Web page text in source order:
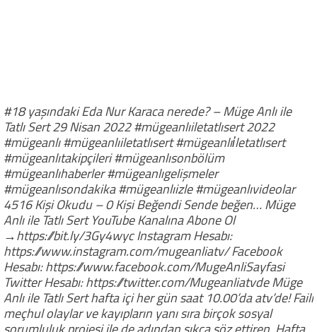
#18 yaşındaki Eda Nur Karaca nerede? – Müge Anlı ile
Tatlı Sert 29 Nisan 2022 #mügeanlıiletatlısert 2022
#mügeanlı #mügeanlıiletatlısert #mügeanlıi̇letatlısert
#mügeanlıtakipçileri #mügeanlısonbölüm
#mügeanlıhaberler #mügeanlıgelişmeler
#mügeanlısondakika #mügeanlıizle #mügeanlıvideolar
4516 Kişi Okudu – 0 Kişi Beğendi Sende beğen… Müge
Anlı ile Tatlı Sert YouTube Kanalına Abone Ol
→https://bit.ly/3Gy4wyc Instagram Hesabı:
https://www.instagram.com/mugeanliatv/ Facebook
Hesabı: https://www.facebook.com/MugeAnliSayfasi
Twitter Hesabı: https://twitter.com/Mugeanliatvde Müge
Anlı ile Tatlı Sert hafta içi her gün saat 10.00’da atv’de! Faili
meçhul olaylar ve kayıpların yanı sıra birçok sosyal